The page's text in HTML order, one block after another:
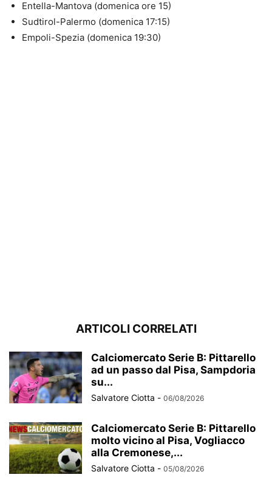
Entella-Mantova (domenica ore 15)
Sudtirol-Palermo (domenica 17:15)
Empoli-Spezia (domenica 19:30)
ARTICOLI CORRELATI
Calciomercato Serie B: Pittarello
ad un passo dal Pisa, Sampdoria
su...
Salvatore Ciotta - 06/08/2026
Calciomercato Serie B: Pittarello
molto vicino al Pisa, Vogliacco
alla Cremonese,...
Salvatore Ciotta - 05/08/2026